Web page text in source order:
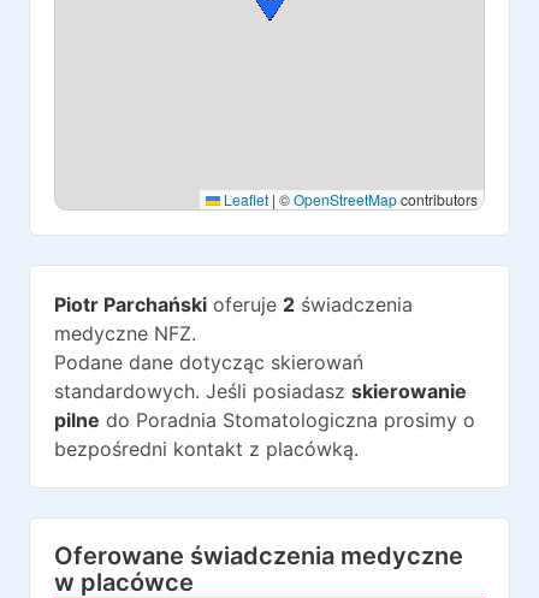
Leaflet | ©OpenStreetMapcontributors
Piotr Parchański oferuje 2 świadczenia
medyczne NFZ.
Podane dane dotycząc skierowań
standardowych. Jeśli posiadasz skierowanie
pilne do Poradnia Stomatologiczna prosimy o
bezpośredni kontakt z placówką.
Oferowane świadczenia medyczne
w placówce